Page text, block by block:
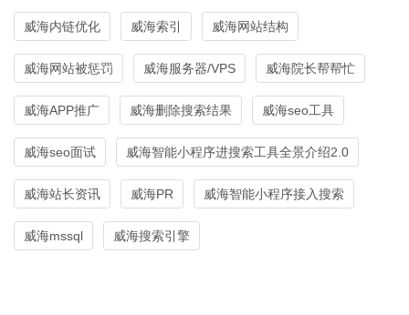
威海内链优化 威海索引 威海网站结构
威海网站被惩罚 威海服务器/VPS 威海院长帮帮忙
威海APP推广 威海删除搜索结果 威海seo工具
威海seo面试 威海智能小程序进搜索工具全景介绍2.0
威海站长资讯 威海PR 威海智能小程序接入搜索
威海mssql 威海搜索引擎